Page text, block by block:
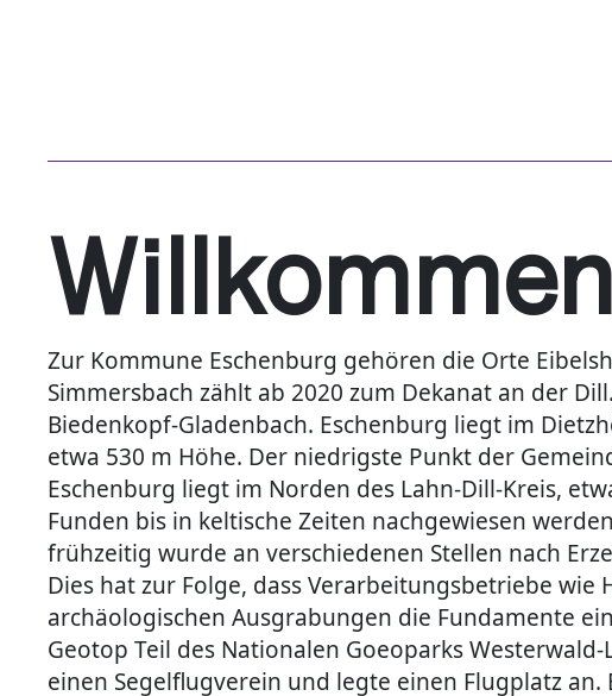
Zur Kommune Eschenburg gehören die Orte
Simmersbach zählt ab 2020 zum Dekanat an der
Biedenkopf-Gladenbach. Eschenburg liegt im
etwa 530 m Höhe. Der niedrigste Punkt der
Eschenburg liegt im Norden des Lahn-Dill-Kreis,
Funden bis in keltische Zeiten nachgewiesen
frühzeitig wurde an verschiedenen Stellen nach
Dies hat zur Folge, dass Verarbeitungsbetriebe
archäologischen Ausgrabungen die Fundamente
Geotop Teil des Nationalen Goeoparks
einen Segelflugverein und legte einen Flugplatz